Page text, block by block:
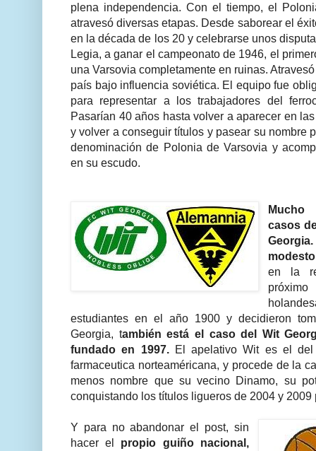
plena independencia. Con el tiempo, el
atravesó diversas etapas. Desde saborear el
en la década de los 20 y celebrarse unos
Legia, a ganar el campeonato de 1946, el
una Varsovia completamente en ruinas.
país bajo influencia soviética. El equipo fue
para representar a los trabajadores del
Pasarían 40 años hasta volver a aparecer en
y volver a conseguir títulos y pasear su nombre
denominación de Polonia de Varsovia y
en su escudo.
Mucho
casos
en la
estudiantes en el año 1900 y decidieron
Georgia, también está el caso del Wit
fundado en 1997.El apelativo Wit es el del
farmaceutica norteaméricana, y procede de la
menos nombre que su vecino Dinamo, su
conquistando los títulos ligueros de 2004 y 2009
Y para no abandonar el post, sin
hacer el propio guiño nacional,